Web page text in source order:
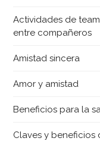
Actividades de
entre compañeros
Amistad sincera
Amor y amistad
Beneficios para la
Claves y